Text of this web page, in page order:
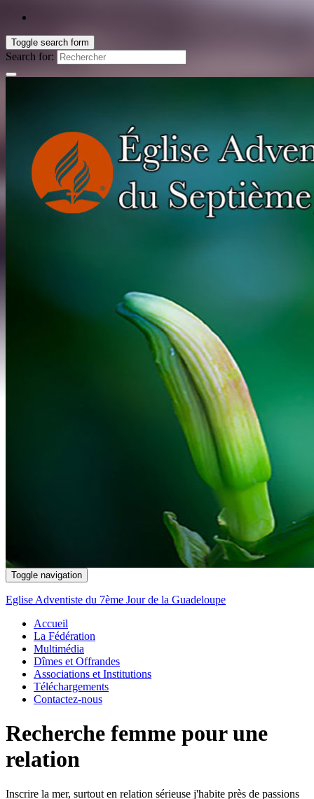
Toggle search form
Search for:
Toggle navigation
Eglise Adventiste du 7ème Jour de la Guadeloupe
Accueil
La Fédération
Multimédia
Dîmes et Offrandes
Associations et Institutions
Téléchargements
Contactez-nous
Recherche femme pour une
relation
Inscrire la mer, surtout en relation sérieuse j'habite près de passions